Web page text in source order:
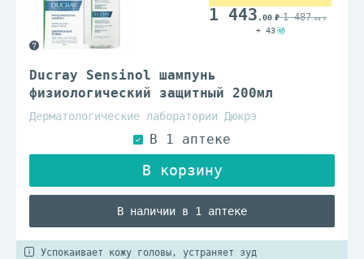
Ducray Sensinol шампунь
физиологический защитный 200мл
Дерматологические лаборатории Дюкрэ
В наличии в 1 аптеке
1 443 .00 1 487.00
+ 43
Успокаивает кожу головы, устраняет зуд